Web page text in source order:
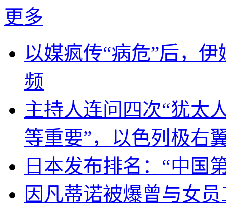
更多
以媒疯传“病危”后，
频
主持人连问四次“犹太
等重要”，以色列极右
日本发布排名：“中国
因凡蒂诺被爆曾与女